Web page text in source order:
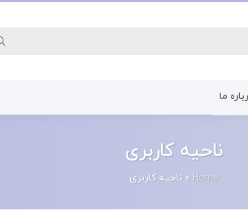
رشته اقتصاد
ما
ناحیه کاربری
Home
» ناحیه کاربری